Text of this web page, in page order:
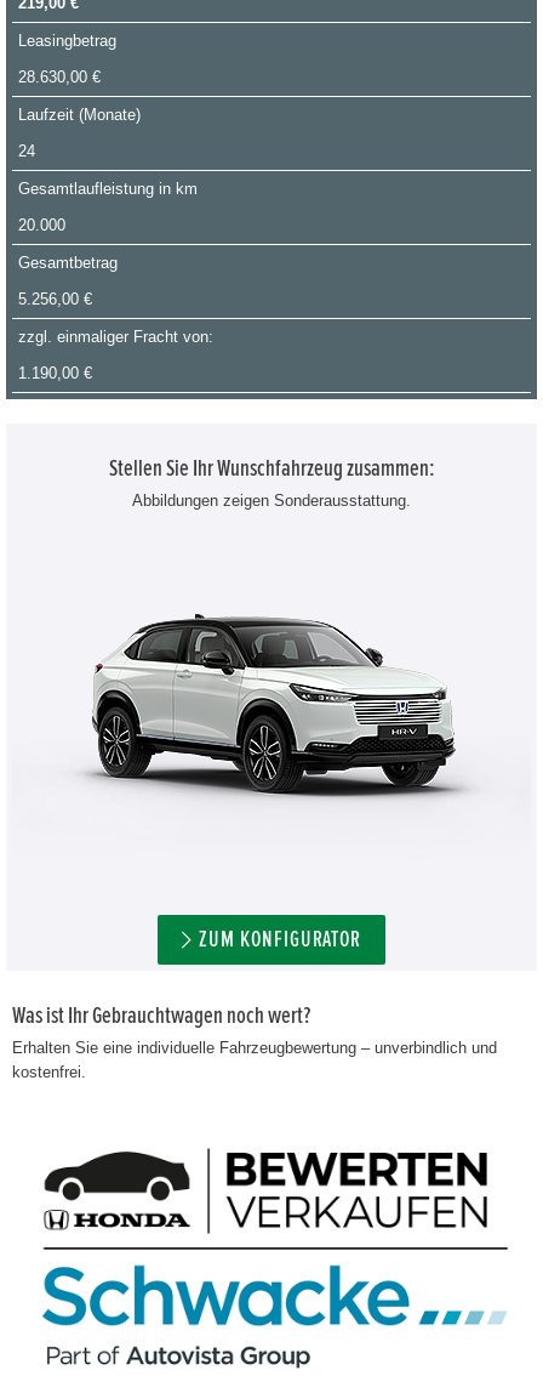
Leasingbetrag
28.630,00 €
Laufzeit (Monate)
24
Gesamtlaufleistung in km
20.000
Gesamtbetrag
5.256,00 €
zzgl. einmaliger Fracht von:
1.190,00 €
Stellen Sie Ihr Wunschfahrzeug zusammen:
Abbildungen zeigen Sonderausstattung.
ZUM KONFIGURATOR
Was ist Ihr Gebrauchtwagen noch wert?
Erhalten Sie eine individuelle Fahrzeugbewertung – unverbindlich und
kostenfrei.